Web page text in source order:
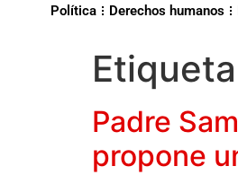
Política Derechos humanos
Padre
propone